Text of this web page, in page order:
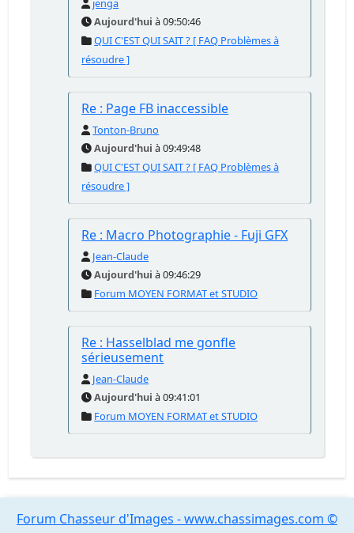
jenga
Aujourd'hui à 09:50:46
QUI C'EST QUI SAIT ? [ FAQ Problèmes à
résoudre ]
Re : Page FB inaccessible
Tonton-Bruno
Aujourd'hui à 09:49:48
QUI C'EST QUI SAIT ? [ FAQ Problèmes à
résoudre ]
Re : Macro Photographie - Fuji GFX
Jean-Claude
Aujourd'hui à 09:46:29
Forum MOYEN FORMAT et STUDIO
Re : Hasselblad me gonfle
sérieusement
Jean-Claude
Aujourd'hui à 09:41:01
Forum MOYEN FORMAT et STUDIO
Forum Chasseur d'Images - www.chassimages.com ©